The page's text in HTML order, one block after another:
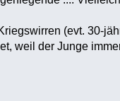
(evt. 30-
weil der Junge